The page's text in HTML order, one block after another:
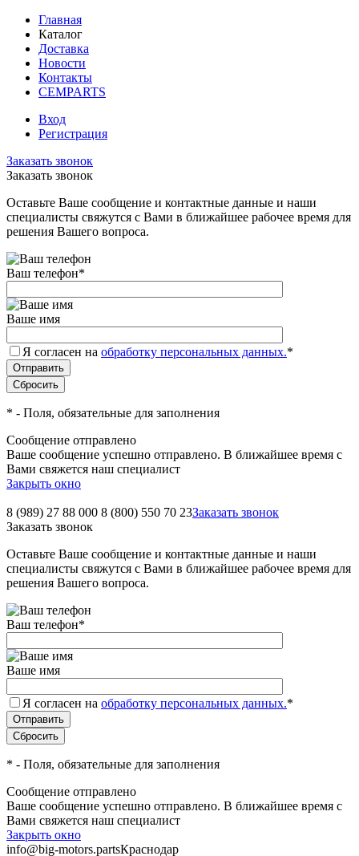
Главная
Каталог
Доставка
Новости
Контакты
CEMPARTS
Вход
Регистрация
Заказать звонок
Заказать звонок
Оставьте Ваше сообщение и контактные данные и наши
специалисты свяжутся с Вами в ближайшее рабочее время для
решения Вашего вопроса.
Ваш телефон*
Ваше имя
Я согласен на обработку персональных данных.*
* - Поля, обязательные для заполнения
Сообщение отправлено
Ваше сообщение успешно отправлено. В ближайшее время с
Вами свяжется наш специалист
Закрыть окно
8 (989) 27 88 000 8 (800) 550 70 23Заказать звонок
Заказать звонок
Оставьте Ваше сообщение и контактные данные и наши
специалисты свяжутся с Вами в ближайшее рабочее время для
решения Вашего вопроса.
Ваш телефон*
Ваше имя
Я согласен на обработку персональных данных.*
* - Поля, обязательные для заполнения
Сообщение отправлено
Ваше сообщение успешно отправлено. В ближайшее время с
Вами свяжется наш специалист
Закрыть окно
info@big-motors.partsКраснодар